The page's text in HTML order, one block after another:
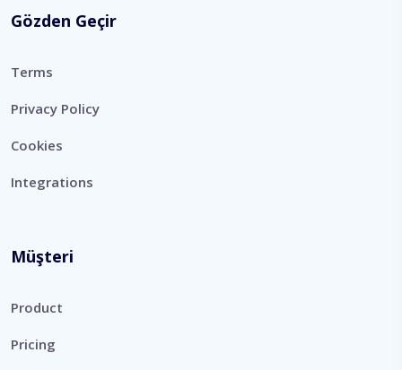
Gözden Geçir
Terms
Privacy Policy
Cookies
Integrations
Müşteri
Product
Pricing